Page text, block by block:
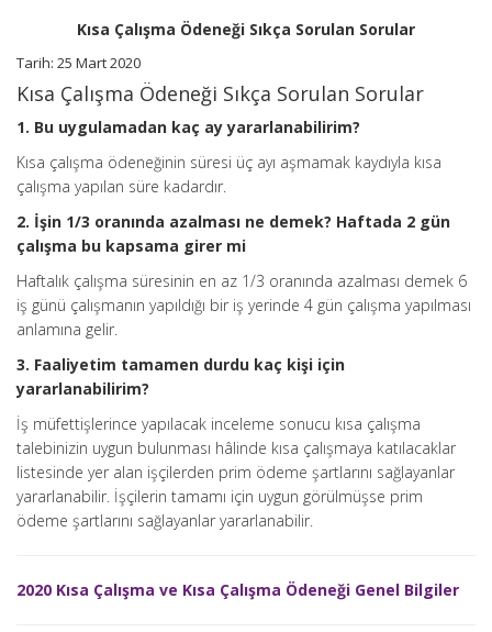
Kısa Çalışma Ödeneği Sıkça Sorulan Sorular
Tarih: 25 Mart 2020
Kısa Çalışma Ödeneği Sıkça Sorulan Sorular
1. Bu uygulamadan kaç ay yararlanabilirim?
Kısa çalışma ödeneğinin süresi üç ayı aşmamak kaydıyla kısa
çalışma yapılan süre kadardır.
2. İşin 1/3 oranında azalması ne demek? Haftada 2 gün
çalışma bu kapsama girer mi
Haftalık çalışma süresinin en az 1/3 oranında azalması demek 6
iş günü çalışmanın yapıldığı bir iş yerinde 4 gün çalışma yapılması
anlamına gelir.
3. Faaliyetim tamamen durdu kaç kişi için
yararlanabilirim?
İş müfettişlerince yapılacak inceleme sonucu kısa çalışma
talebinizin uygun bulunması hâlinde kısa çalışmaya katılacaklar
listesinde yer alan işçilerden prim ödeme şartlarını sağlayanlar
yararlanabilir. İşçilerin tamamı için uygun görülmüşse prim
ödeme şartlarını sağlayanlar yararlanabilir.
2020 Kısa Çalışma ve Kısa Çalışma Ödeneği Genel Bilgiler